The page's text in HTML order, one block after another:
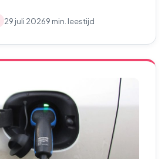
29 juli 20269 min. leestijd